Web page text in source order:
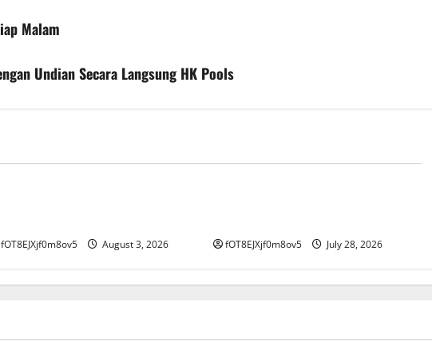
Malam
Undian Secara Langsung HK Pools
fOT8EJXjf0m8ov5 August 3, 2026 fOT8EJXjf0m8ov5 July 28, 2026